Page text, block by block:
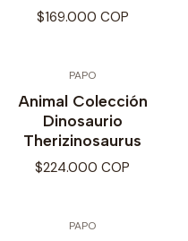
$169.000 COP
PAPO
Animal Colección
Dinosaurio
Therizinosaurus
$224.000 COP
PAPO